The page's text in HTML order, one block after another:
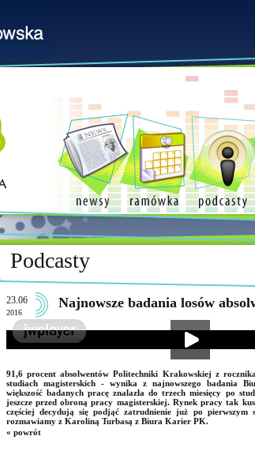
Podcasty
23.06
2016
Najnowsze badania losów
91,6 procent absolwentów Politechniki Krakowskiej z
studiach magisterskich - wynika z najnowszego badania
większość badanych pracę znalazła do trzech miesięcy po
jeszcze przed obroną pracy magisterskiej. Rynek pracy tak
częściej decydują się podjąć zatrudnienie już po pierwszym
rozmawiamy z Karoliną Turbasą z Biura Karier PK.
« powrót